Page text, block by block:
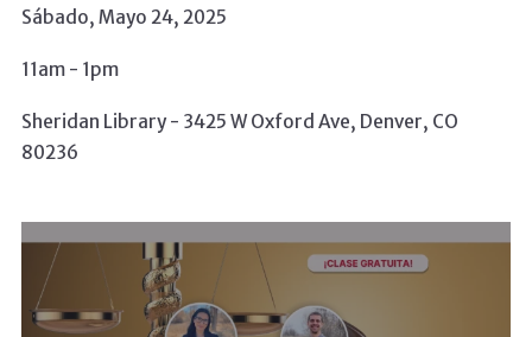
Sábado, Mayo 24, 2025
11am - 1pm
Sheridan Library - 3425 W Oxford Ave, Denver, CO
80236